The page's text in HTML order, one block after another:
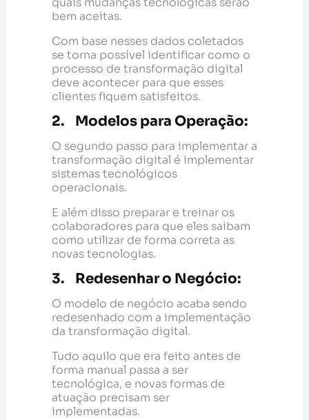
bem aceitas.
Com base nesses dados coletados
se torna possível identificar como o
processo de transformação digital
deve acontecer para que esses
clientes fiquem satisfeitos.
2. Modelos para Operação:
O segundo passo para implementar a
transformação digital é implementar
sistemas tecnológicos
operacionais.
E além disso preparar e treinar os
colaboradores para que eles saibam
como utilizar de forma correta as
novas tecnologias.
3. Redesenhar o Negócio:
O modelo de negócio acaba sendo
redesenhado com a implementação
da transformação digital.
Tudo aquilo que era feito antes de
forma manual passa a ser
tecnológica, e novas formas de
atuação precisam ser
implementadas.